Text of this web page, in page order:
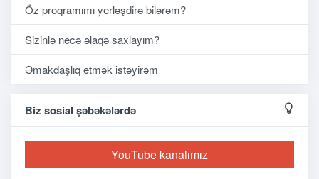
Öz proqramımı yerləşdirə bilərəm?
Sizinlə necə əlaqə saxlayım?
Əmakdaşlıq etmək istəyirəm
Biz sosial şəbəkələrdə
YouTube kanalımız